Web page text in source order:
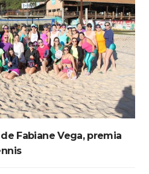
Fabiane Vega, premia